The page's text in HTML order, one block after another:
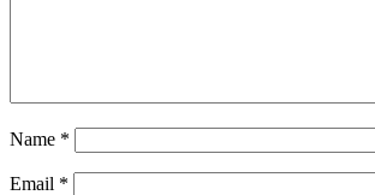
Name *
Email *